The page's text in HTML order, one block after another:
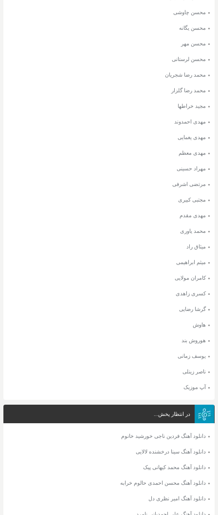
محسن چاوشی
محسن یگانه
محسن مهر
محسن لرستانی
محمد رضا شجریان
محمد رضا گلزار
مجید خراطها
مهدی احمدوند
مهدی یغمایی
مهدی معظم
مهراد حسینی
مرتضی اشرفی
مجتبی کبیری
مهدی مقدم
محمد یاوری
میثاق راد
میثم ابراهیمی
کامران مولایی
کسری زاهدی
گرشا رضایی
هاوش
هوروش بند
یوسف زمانی
ناصر زینلی
آپ موزیک
در انتظار پخش...
دانلود آهنگ فردین ناجی خورشید خانوم
دانلود آهنگ سینا درخشنده لالایی
دانلود آهنگ محمد کیهانی پیک
دانلود آهنگ محسن احمدی حالوم خرابه
دانلود آهنگ امیر نظری دل